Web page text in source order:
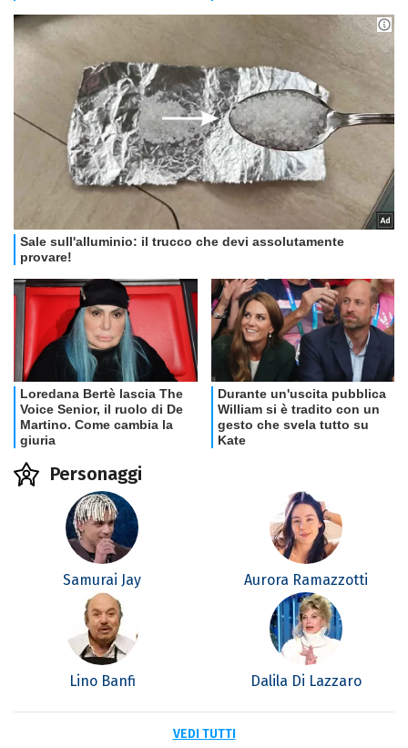
Personaggi
Samurai Jay Aurora Ramazzotti
Lino Banfi Dalila Di Lazzaro
VEDI TUTTI